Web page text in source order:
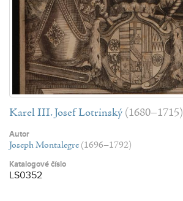
Karel III. Josef Lotrinský (1680–1715)
Autor
Joseph Montalegre (1696–1792)
Katalogové číslo
LS0352